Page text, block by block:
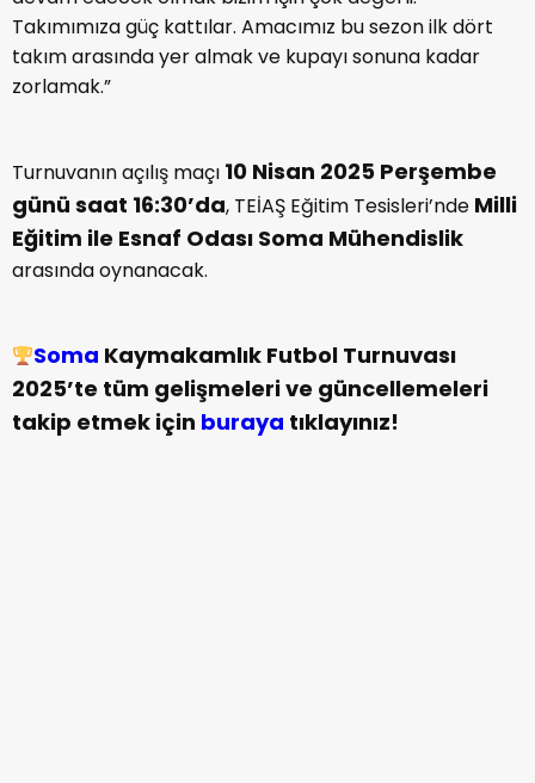
Takımımıza güç kattılar. Amacımız bu sezon ilk dört
takım arasında yer almak ve kupayı sonuna kadar
zorlamak.”
Turnuvanın açılış maçı 10 Nisan 2025 Perşembe
günü saat 16:30’da, TEİAŞ Eğitim Tesisleri’nde Milli
Eğitim ile Esnaf Odası Soma Mühendislik
arasında oynanacak.
Soma Kaymakamlık Futbol Turnuvası
2025’te tüm gelişmeleri ve güncellemeleri
takip etmek için buraya tıklayınız!